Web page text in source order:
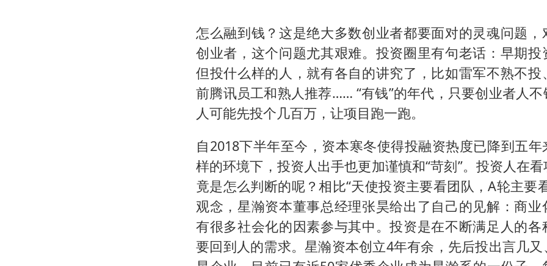
怎么融到钱？这是绝大多数创业者都要面对的灵魂问题，
创业者，这个问题尤其艰难。投资圈里有句老话：早期投
但投什么样的人，就有各自的讲究了，比如雷军不熟不投
前腾讯员工和熟人推荐…… “有钱”的年代，只要创业者人
人可能先投个几百万，让项目跑一跑。
自2018下半年至今，资本寒冬使得投融资热度已降到五
样的环境下，投资人出手也更加谨慎和“苛刻”。投资人在
竟是怎么判断的呢？相比“天使投资主要看团队，A轮主要
观念，星瀚资本董事总经理张昊给出了自己的见解：商业
有很多社会化的因素参与其中。投资是在不断满足人的各
要回到人的需求。星瀚资本创立4年有余，先后投出言几